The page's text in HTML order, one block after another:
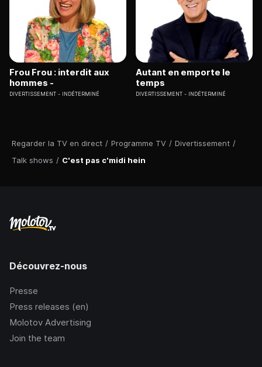
Regarder la TV en direct / Programme TV / Divertissement /
Talk shows / C'est pas c'midi hein
Frou Frou : interdit aux
hommes -
DIVERTISSEMENT INDÉTERMINÉ
Autant en emporte le
temps
DIVERTISSEMENT INDÉTERMINÉ
Découvrez-nous
Presse
Press releases (en)
Molotov Advertising
Join the team